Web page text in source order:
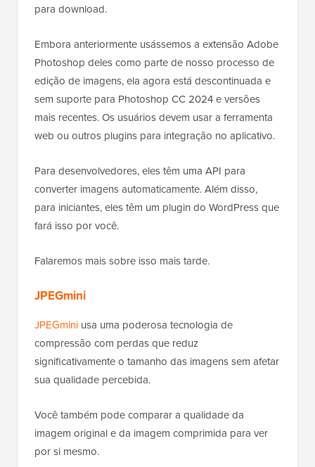
para download.
Embora anteriormente usássemos a extensão Adobe
Photoshop deles como parte de nosso processo de
edição de imagens, ela agora está descontinuada e
sem suporte para Photoshop CC 2024 e versões
mais recentes. Os usuários devem usar a ferramenta
web ou outros plugins para integração no aplicativo.
Para desenvolvedores, eles têm uma API para
converter imagens automaticamente. Além disso,
para iniciantes, eles têm um plugin do WordPress que
fará isso por você.
Falaremos mais sobre isso mais tarde.
JPEGmini
JPEGmini usa uma poderosa tecnologia de
compressão com perdas que reduz
significativamente o tamanho das imagens sem afetar
sua qualidade percebida.
Você também pode comparar a qualidade da
imagem original e da imagem comprimida para ver
por si mesmo.